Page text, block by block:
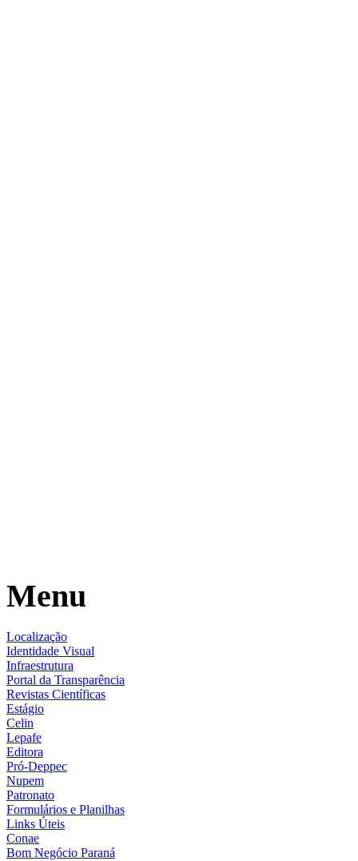
Menu
Localização
Identidade Visual
Infraestrutura
Portal da Transparência
Revistas Científicas
Estágio
Celin
Lepafe
Editora
Pró-Deppec
Nupem
Patronato
Formulários e Planilhas
Links Úteis
Conae
Bom Negócio Paraná